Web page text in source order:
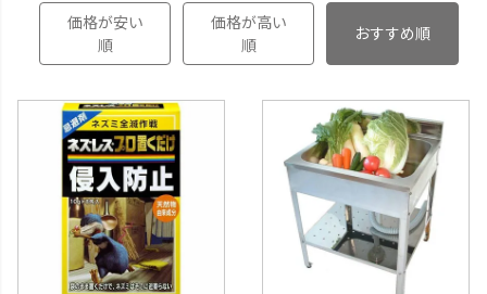
価格が安い
順
価格が高い
順
おすすめ順